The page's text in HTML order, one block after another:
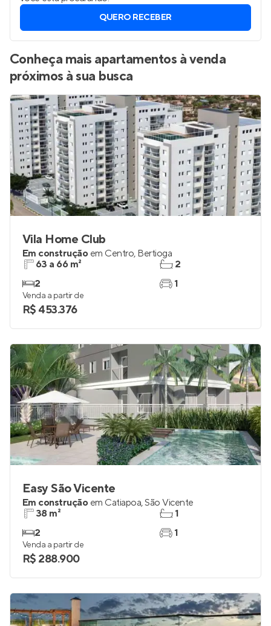
QUERO RECEBER
Conheça mais apartamentos à venda
próximos à sua busca
Vila Home Club
Em construção em Centro, Bertioga
63 a 66 m²
2
2
1
Venda a partir de
R$ 453.376
Easy São Vicente
Em construção em Catiapoa,São Vicente
38 m²
2
1
1
Venda a partir de
R$ 288.900